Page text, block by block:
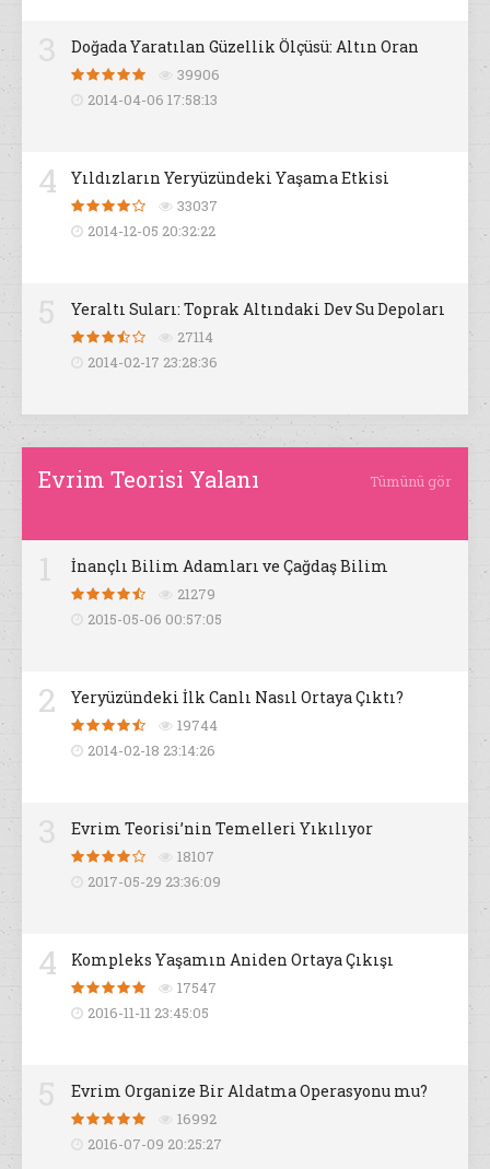
Doğada Yaratılan Güzellik Ölçüsü: Altın Oran
39906
2014-04-06 17:58:13
4 Yıldızların Yeryüzündeki Yaşama Etkisi
33037
2014-12-05 20:32:22
Yeraltı Suları: Toprak Altındaki Dev Su Depoları
27114
2014-02-17 23:28:36
Evrim Teorisi Yalanı Tümünü gör
İnançlı Bilim Adamları ve Çağdaş Bilim
21279
2015-05-06 00:57:05
2 Yeryüzündeki İlk Canlı Nasıl Ortaya Çıktı?
19744
2014-02-18 23:14:26
Evrim Teorisi’nin Temelleri Yıkılıyor
18107
2017-05-29 23:36:09
4 Kompleks Yaşamın Aniden Ortaya Çıkışı
17547
2016-11-11 23:45:05
Evrim Organize Bir Aldatma Operasyonu mu?
16992
2016-07-09 20:25:27